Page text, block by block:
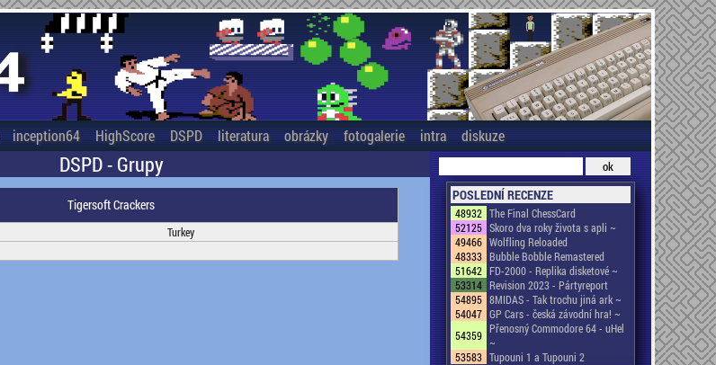
inception64 HighScore DSPD literatura obrázky fotogalerie intra diskuze
DSPD - Grupy
Tigersoft Crackers
Turkey
POSLEDNÍ RECENZE
48932 The Final ChessCard
52125 Skoro dva roky života s apli ~
49466 Wolfling Reloaded
48333 Bubble Bobble Remastered
51642 FD-2000 - Replika disketové ~
53314 Revision 2023 - Pártyreport
54895 8MIDAS - Tak trochu jiná ark ~
54047 GP Cars - česká závodní hra! ~
54359 Přenosný Commodore 64 - uHel
~
53583 Tupouni 1 a Tupouni 2